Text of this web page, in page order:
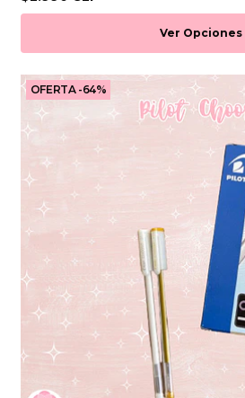
Ver Opciones
OFERTA -64%